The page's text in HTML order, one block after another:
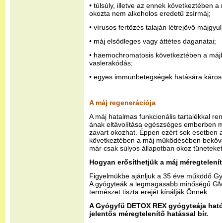
• túlsúly, illetve az ennek következtében
okozta nem alkoholos eredetű zsírmáj;
• vírusos fertőzés talaján létrejövő
• máj elsődleges vagy áttétes daganatai;
• haemochromatosis következtében a
vaslerakódás;
• egyes immunbetegségek hatására
A máj regenerációja
A máj hatalmas funkcionális tartalékkal
ának eltávolítása egészséges emberben
zavart okozhat. Éppen ezért sok esetben
következtében a máj működésében
már csak súlyos állapotban okoz
Hogyan erősíthetjük a máj
Figyelmükbe ajánljuk a 35 éve működő
A gyógyteák a legmagasabb minőségű
természet tiszta erejét kínálják Önnek.
A Gyógyfű DETOX REX gyógyteája
jelentős méregtelenítő hatással bír.